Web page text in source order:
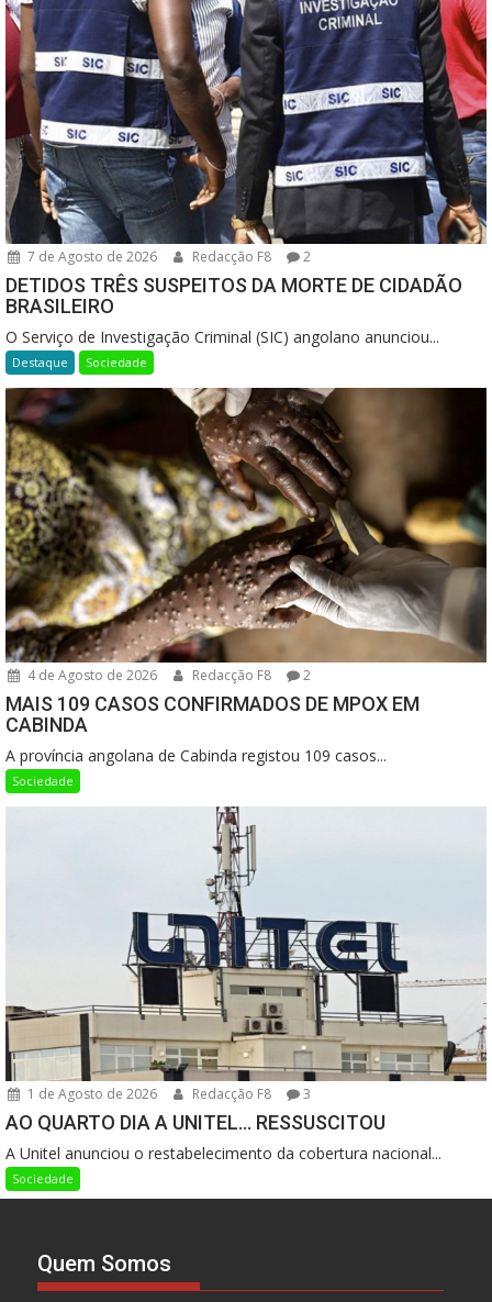
7 de Agosto de 2026 Redacção F8 2
DETIDOS TRÊS SUSPEITOS DA MORTE DE CIDADÃO
BRASILEIRO
O Serviço de Investigação Criminal (SIC) angolano anunciou...
Destaque Sociedade
4 de Agosto de 2026 Redacção F8 2
MAIS 109 CASOS CONFIRMADOS DE MPOX EM
CABINDA
A província angolana de Cabinda registou 109 casos...
Sociedade
1 de Agosto de 2026 Redacção F8 3
AO QUARTO DIA A UNITEL… RESSUSCITOU
A Unitel anunciou o restabelecimento da cobertura nacional...
Sociedade
Quem Somos